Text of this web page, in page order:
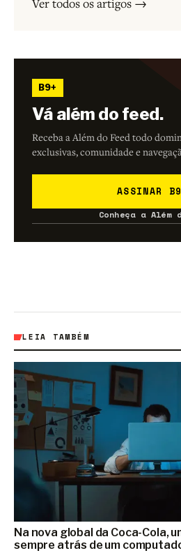
Ver todos os artigos →
B9+
Vá além do feed.
Receba a Além do Feed todo
exclusivas, comunidade e
ASSINAR
Conheça a Além
LEIA TAMBÉM
Na nova global da Coca-Cola,
sempre atrás de um